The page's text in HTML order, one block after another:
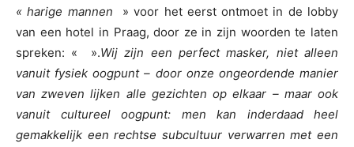
« harige mannen
» voor het eerst ontmoet in de lobby
van een hotel in Praag, door ze in zijn woorden te laten
spreken: « ».Wij zijn een perfect masker, niet alleen
vanuit fysiek oogpunt – door onze ongeordende manier
van zweven lijken alle gezichten op elkaar – maar ook
vanuit cultureel oogpunt: men kan inderdaad heel
gemakkelijk een rechtse subcultuur verwarren met een